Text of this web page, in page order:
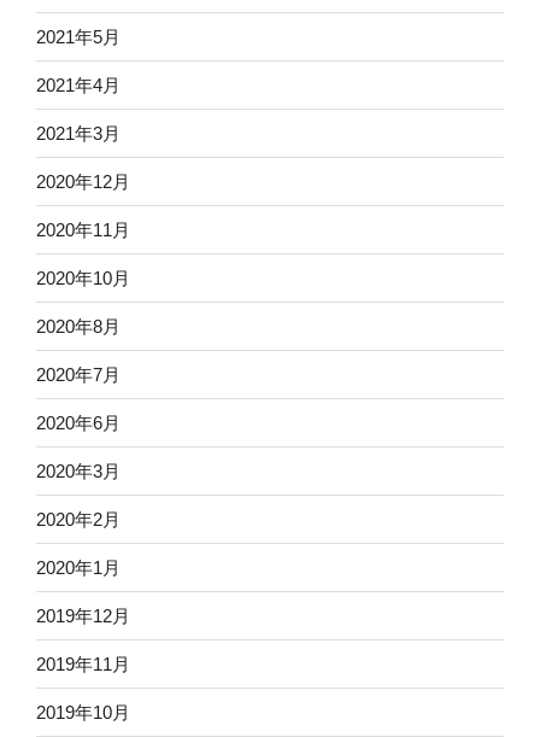
2021年5月
2021年4月
2021年3月
2020年12月
2020年11月
2020年10月
2020年8月
2020年7月
2020年6月
2020年3月
2020年2月
2020年1月
2019年12月
2019年11月
2019年10月